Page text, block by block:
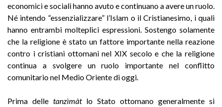
economici e sociali hanno avuto e continuano a avere un ruolo.
Né intendo “essenzializzare” l’Islam o il Cristianesimo, i quali
hanno entrambi molteplici espressioni. Sostengo solamente
che la religione è stato un fattore importante nella reazione
contro i cristiani ottomani nel XIX secolo e che la religione
continua a svolgere un ruolo importante nel conflitto
comunitario nel Medio Oriente di oggi.
Prima delle tanzìmàt lo Stato ottomano generalmente si